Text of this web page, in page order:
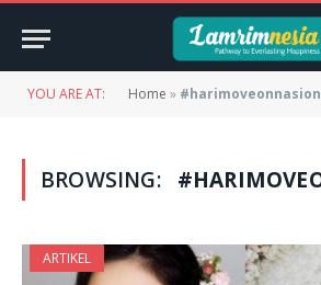
YOU ARE AT: Home »
BROWSING:
ARTIKEL